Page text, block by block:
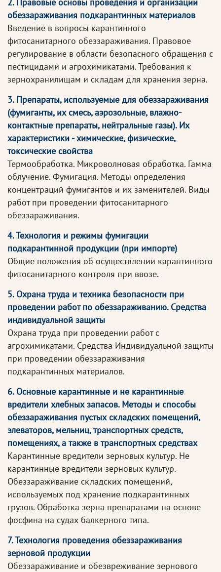
обеззараживания подкарантинных материалов
Введение в вопросы карантинного
фитосанитарного обеззараживания. Правовое
регулирование в области безопасного обращения с
пестицидами и агрохимикатами. Требования к
зернохранилищам и складам для хранения зерна.
3. Препараты, используемые для обеззараживания
(фумиганты, их смесь, аэрозольные, влажно-
контактные препараты, нейтральные газы). Их
характеристики - химические, физические,
токсические свойства
Термообработка. Микроволновая обработка. Гамма
облучение. Фумигация. Методы определения
концентраций фумигантов и их заменителей. Виды
работ при проведении фитосанитарного
обеззараживания.
4. Технология и режимы фумигации
подкарантинной продукции (при импорте)
Общие положения об осуществлении карантинного
фитосанитарного контроля при ввозе.
5. Охрана труда и техника безопасности при
проведении работ по обеззараживанию. Средства
индивидуальной защиты
Охрана труда при проведении работ с
агрохимикатами. Средства Индивидуальной защиты
при проведении обеззараживания
подкарантинных материалов.
6. Основные карантинные и не карантинные
вредители хлебных запасов. Методы и способы
обеззараживания пустых складских помещений,
элеваторов, мельниц, транспортных средств,
помещениях, а также в транспортных средствах
Карантинные вредители зерновых культур. Не
карантинные вредители зерновых культур.
Обеззараживание складских помещений,
используемых под хранение подкарантинных
грузов. Обработка зерна препаратами на основе
фосфина на судах балкерного типа.
7. Технология проведения обеззараживания
зерновой продукции
Обеззараживание и обезвреживание зернового